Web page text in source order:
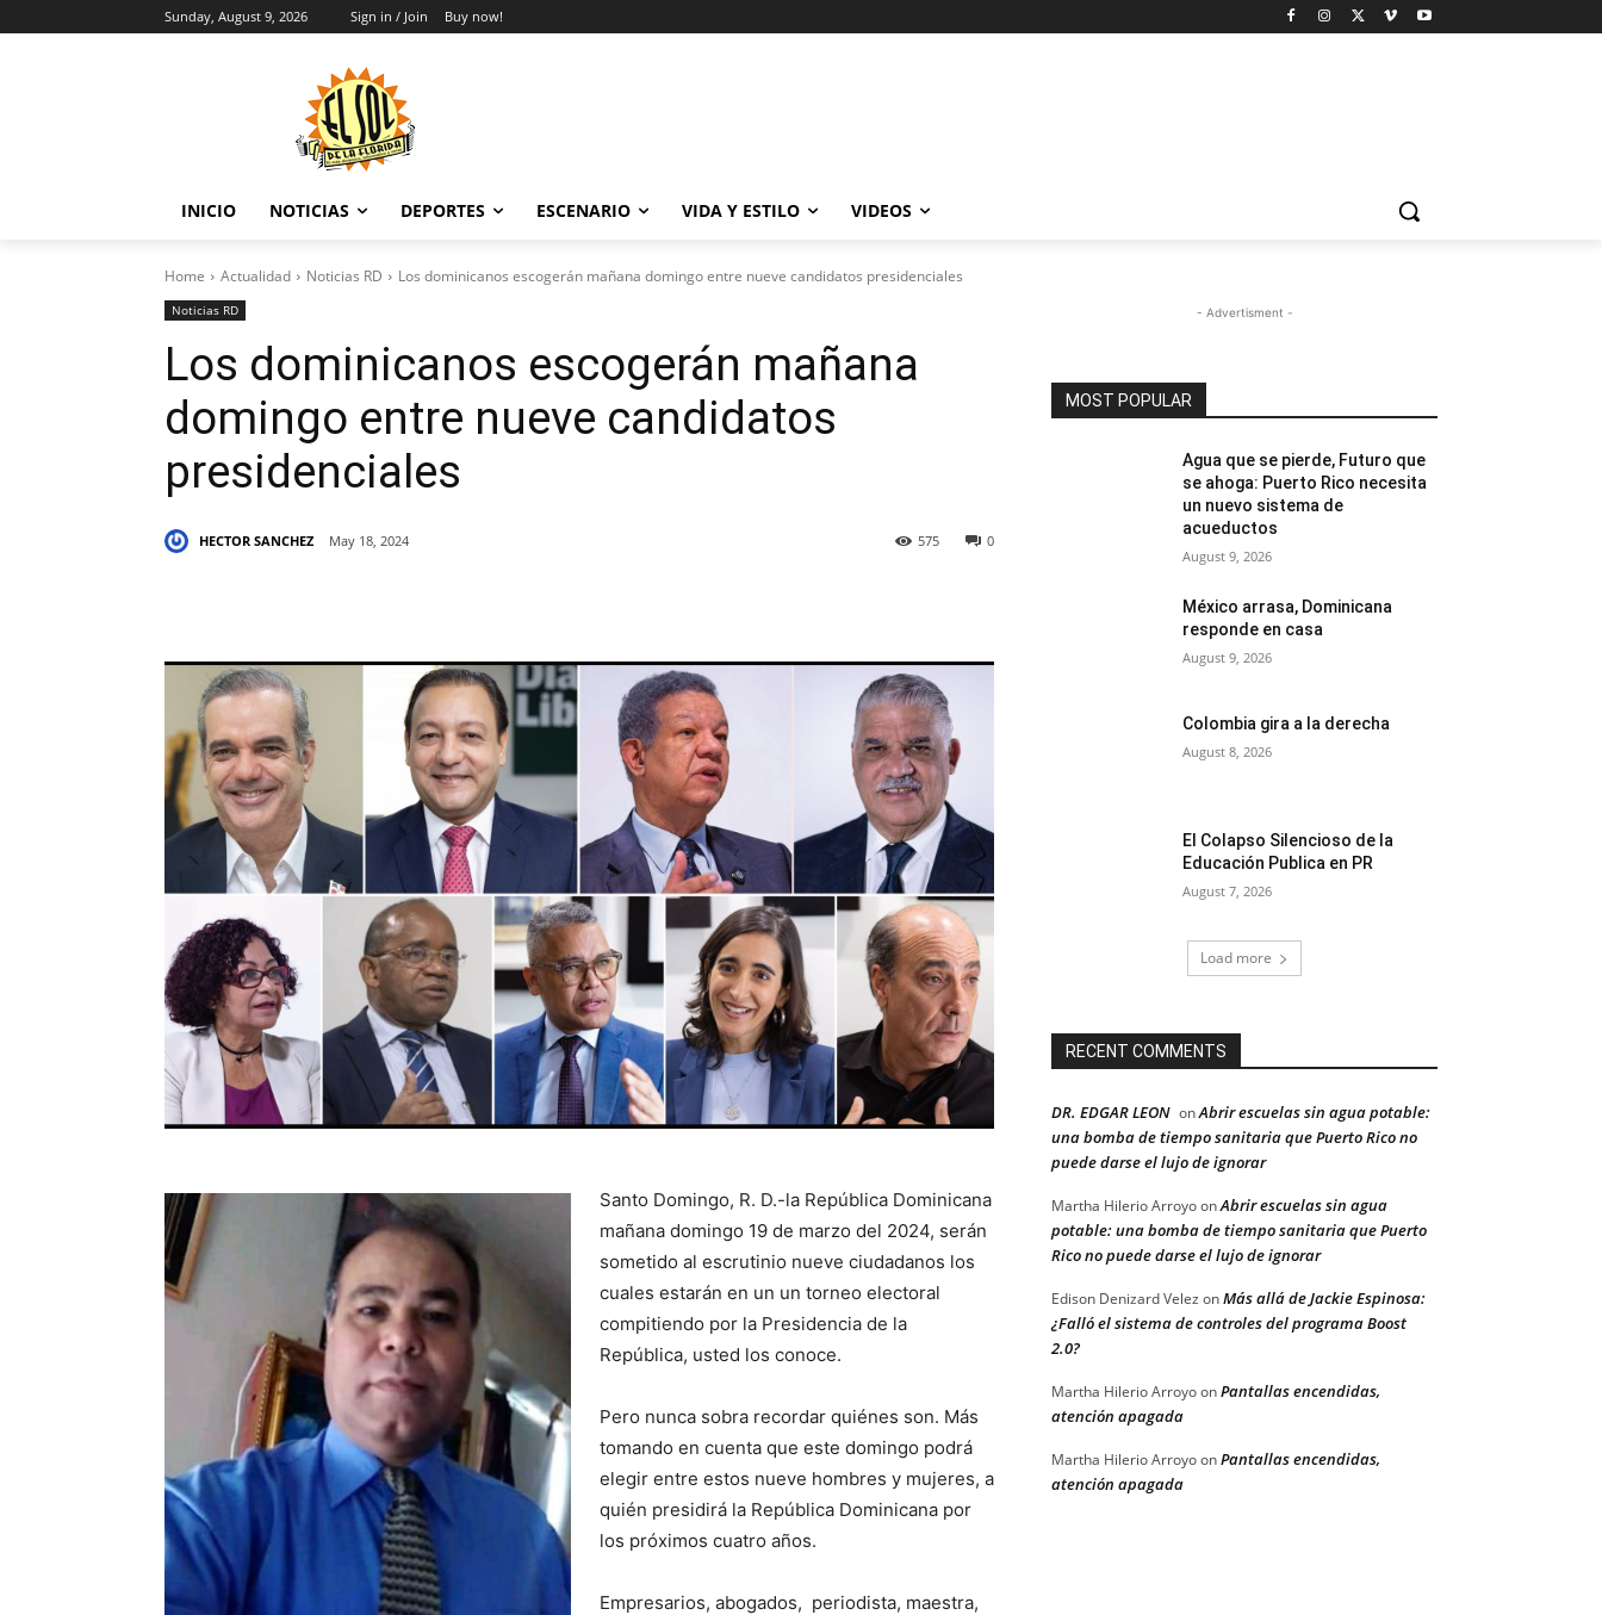
Sunday, August 9, 2026 Sign in / Join Buy now!
INICIO NOTICIAS DEPORTES ESCENARIO VIDA Y ESTILO VIDEOS
Home Actualidad Noticias RD Los dominicanos escogerán mañana domingo entre nueve candidatos presidenciales
Noticias RD
Los dominicanos escogerán mañana
domingo entre nueve candidatos
presidenciales
HECTOR SANCHEZ May 18, 2024 0
575
Santo Domingo, R. D.-la República Dominicana
mañana domingo 19 de marzo del 2024, serán
sometido al escrutinio nueve ciudadanos los
cuales estarán en un un torneo electoral
compitiendo por la Presidencia de la
República, usted los conoce.
Pero nunca sobra recordar quiénes son. Más
tomando en cuenta que este domingo podrá
elegir entre estos nueve hombres y mujeres, a
quién presidirá la República Dominicana por
los próximos cuatro años.
Empresarios, abogados, periodista, maestra,
- Advertisment -
MOST POPULAR
Agua que se pierde, Futuro que
se ahoga: Puerto Rico necesita
un nuevo sistema de
acueductos
August 9, 2026
México arrasa, Dominicana
responde en casa
August 9, 2026
Colombia gira a la derecha
August 8, 2026
El Colapso Silencioso de la
Educación Publica en PR
August 7, 2026
Load more
RECENT COMMENTS
DR. EDGAR LEON onAbrir escuelas sin agua potable:
una bomba de tiempo sanitaria que Puerto Rico no
puede darse el lujo de ignorar
Martha Hilerio ArroyoonAbrir escuelas sin agua
potable: una bomba de tiempo sanitaria que Puerto
Rico no puede darse el lujo de ignorar
Edison Denizard Velez onMás allá de Jackie Espinosa:
¿Falló el sistema de controles del programa Boost
2.0?
Martha Hilerio ArroyoonPantallas encendidas,
atención apagada
Martha Hilerio ArroyoonPantallas encendidas,
atención apagada